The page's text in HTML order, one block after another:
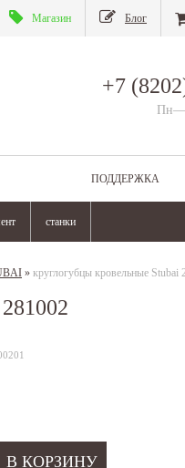
Магазин Блог
+7
ПОДДЕРЖКА
станки
» круглогубцы кровельные